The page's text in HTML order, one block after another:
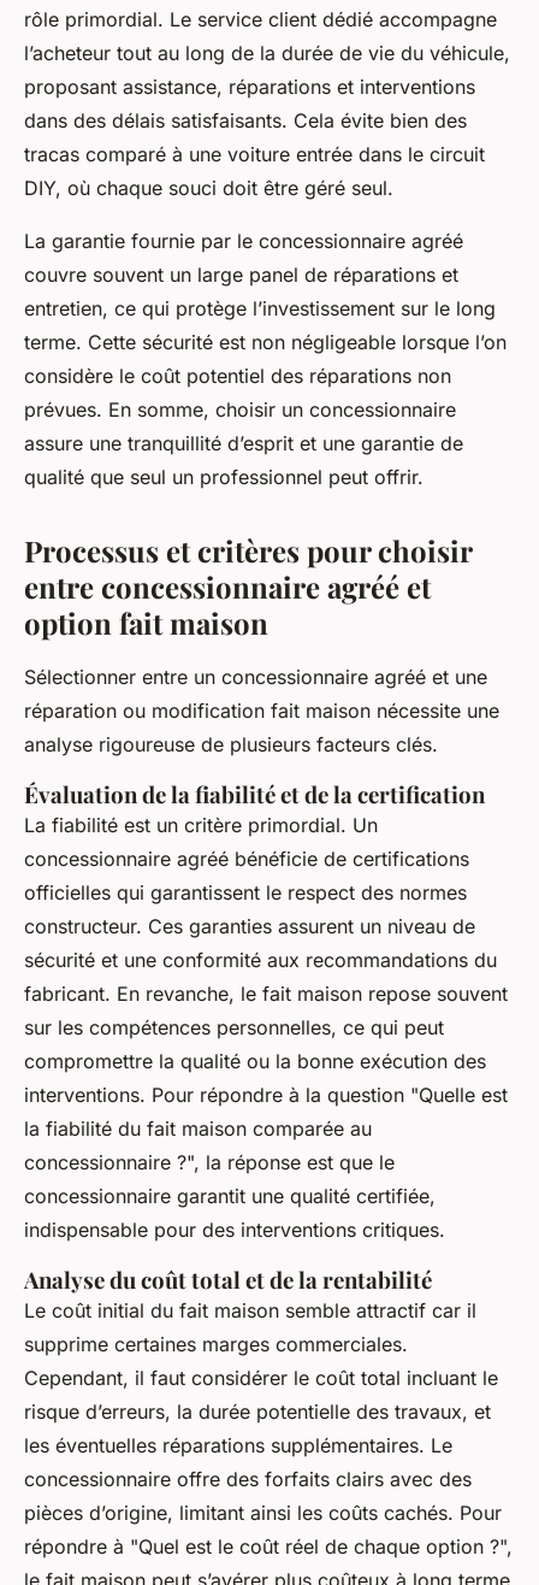
rôle primordial. Le service client dédié accompagne
l’acheteur tout au long de la durée de vie du véhicule,
proposant assistance, réparations et interventions
dans des délais satisfaisants. Cela évite bien des
tracas comparé à une voiture entrée dans le circuit
DIY, où chaque souci doit être géré seul.
La garantie fournie par le concessionnaire agréé
couvre souvent un large panel de réparations et
entretien, ce qui protège l’investissement sur le long
terme. Cette sécurité est non négligeable lorsque l’on
considère le coût potentiel des réparations non
prévues. En somme, choisir un concessionnaire
assure une tranquillité d’esprit et une garantie de
qualité que seul un professionnel peut offrir.
Processus et critères pour choisir
entre concessionnaire agréé et
option fait maison
Sélectionner entre un concessionnaire agréé et une
réparation ou modification fait maison nécessite une
analyse rigoureuse de plusieurs facteurs clés.
Évaluation de la fiabilité et de la certification
La fiabilité est un critère primordial. Un
concessionnaire agréé bénéficie de certifications
officielles qui garantissent le respect des normes
constructeur. Ces garanties assurent un niveau de
sécurité et une conformité aux recommandations du
fabricant. En revanche, le fait maison repose souvent
sur les compétences personnelles, ce qui peut
compromettre la qualité ou la bonne exécution des
interventions. Pour répondre à la question "Quelle est
la fiabilité du fait maison comparée au
concessionnaire ?", la réponse est que le
concessionnaire garantit une qualité certifiée,
indispensable pour des interventions critiques.
Analyse du coût total et de la rentabilité
Le coût initial du fait maison semble attractif car il
supprime certaines marges commerciales.
Cependant, il faut considérer le coût total incluant le
risque d’erreurs, la durée potentielle des travaux, et
les éventuelles réparations supplémentaires. Le
concessionnaire offre des forfaits clairs avec des
pièces d’origine, limitant ainsi les coûts cachés. Pour
répondre à "Quel est le coût réel de chaque option ?",
le fait maison peut s’avérer plus coûteux à long terme